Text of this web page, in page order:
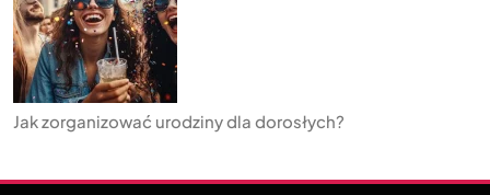
Jak zorganizować urodziny dla dorosłych?